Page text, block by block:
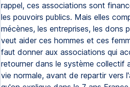
rappel, ces associations sont
les pouvoirs publics. Mais elles
mécènes, les entreprises, les dons
veut aider ces hommes et ces
faut donner aux associations qui
retourner dans le système collectif
vie normale, avant de repartir vers